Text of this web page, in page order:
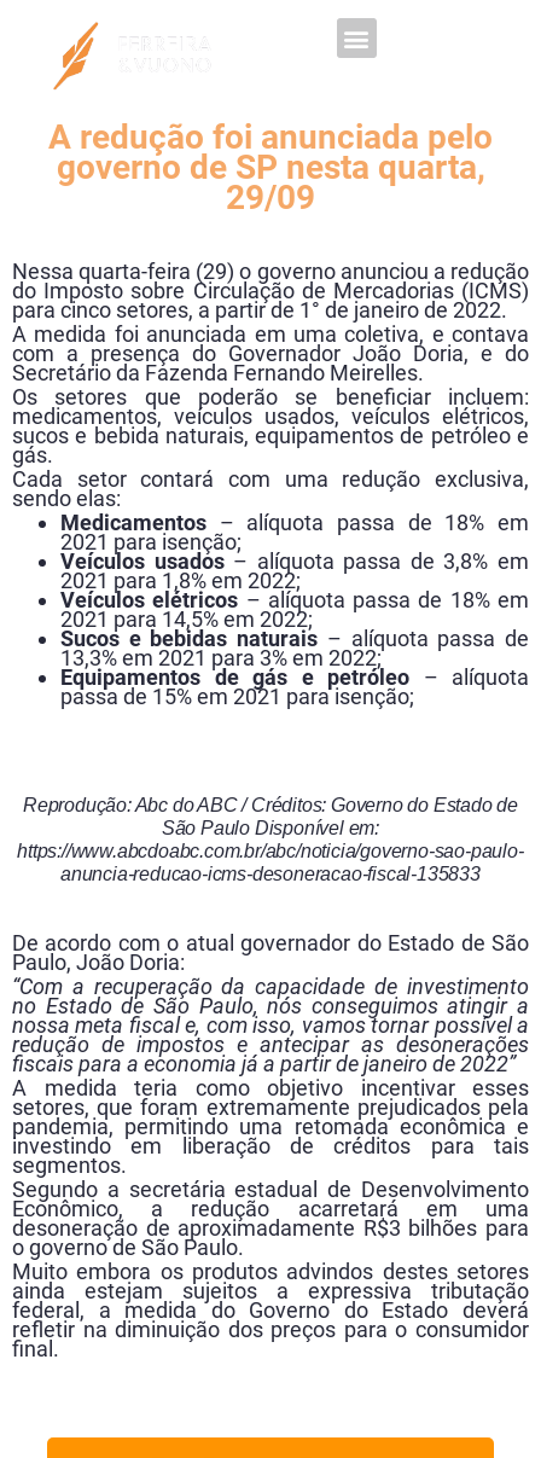
A redução foi anunciada pelo
governo de SP nesta quarta,
29/09
Nessa quarta-feira (29) o governo anunciou a redução
do Imposto sobre Circulação de Mercadorias (ICMS)
para cinco setores, a partir de 1° de janeiro de 2022.
A medida foi anunciada em uma coletiva, e contava
com a presença do Governador João Doria, e do
Secretário da Fazenda Fernando Meirelles.
Os setores que poderão se beneficiar incluem:
medicamentos, veículos usados, veículos elétricos,
sucos e bebida naturais, equipamentos de petróleo e
gás.
Cada setor contará com uma redução exclusiva,
sendo elas:
Medicamentos – alíquota passa de 18% em
2021 para isenção;
Veículos usados– alíquota passa de 3,8% em
2021 para 1,8% em 2022;
Veículos elétricos – alíquota passa de 18% em
2021 para 14,5% em 2022;
Sucos e bebidas naturais – alíquota passa de
13,3% em 2021 para 3% em 2022;
Equipamentos de gás e petróleo – alíquota
passa de 15% em 2021 para isenção;
Reprodução: Abc do ABC / Créditos: Governo do Estado de
São Paulo Disponível em:
https://www.abcdoabc.com.br/abc/noticia/governo-sao-paulo-
anuncia-reducao-icms-desoneracao-fiscal-135833
De acordo com o atual governador do Estado de São
Paulo, João Doria:
“Com a recuperação da capacidade de investimento
no Estado de São Paulo, nós conseguimos atingir a
nossa meta fiscal e, com isso, vamos tornar possível a
redução de impostos e antecipar as desonerações
fiscais para a economia já a partir de janeiro de 2022”
A medida teria como objetivo incentivar esses
setores, que foram extremamente prejudicados pela
pandemia, permitindo uma retomada econômica e
investindo em liberação de créditos para tais
segmentos.
Segundo a secretária estadual de Desenvolvimento
Econômico, a redução acarretará em uma
desoneração de aproximadamente R$3 bilhões para
o governo de São Paulo.
Muito embora os produtos advindos destes setores
ainda estejam sujeitos a expressiva tributação
federal, a medida do Governo do Estado deverá
refletir na diminuição dos preços para o consumidor
final.